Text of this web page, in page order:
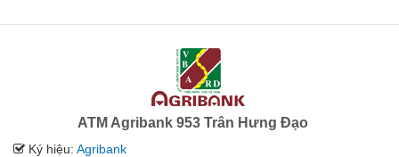
ATM Agribank 953 Trân Hưng Đạo
Ký hiệu: Agribank